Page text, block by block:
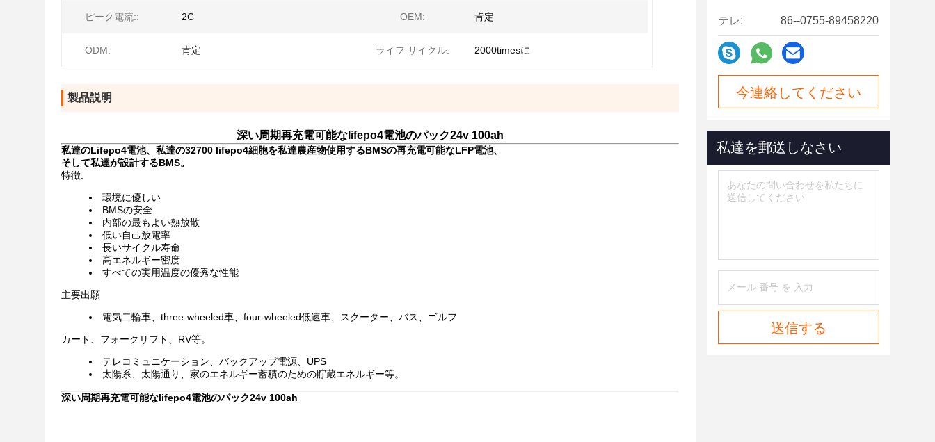
ピーク電流:: 2C OEM: 肯定
ODM: 肯定 ライフ サイクル: 2000timesに
製品説明
深い周期再充電可能なlifepo4電池のパック24v 100ah
私達のLifepo4電池、私達の32700 lifepo4細胞を私達農産物使用するBMSの再充電可能なLFP電池、
そして私達が設計するBMS。
特徴:
環境に優しい
BMSの安全
内部の最もよい熱放散
低い自己放電率
長いサイクル寿命
高エネルギー密度
すべての実用温度の優秀な性能
主要出願
電気二輪車、three-wheeled車、four-wheeled低速車、スクーター、バス、ゴルフ
カート、フォークリフト、RV等。
テレコミュニケーション、バックアップ電源、UPS
太陽系、太陽通り、家のエネルギー蓄積のための貯蔵エネルギー等。
深い周期再充電可能なlifepo4電池のパック24v 100ah
テレ: 86--0755-89458220
今連絡してください
私達を郵送しなさい
送信する